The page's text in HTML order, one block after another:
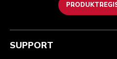
Kundenservice
Garantie und Dokumente
Kontaktieren Sie uns.
Teilnahmebedingungen
Rückgaben und Erstattungen
Impressum
Die Marke
Händlersuche
SUPPORT